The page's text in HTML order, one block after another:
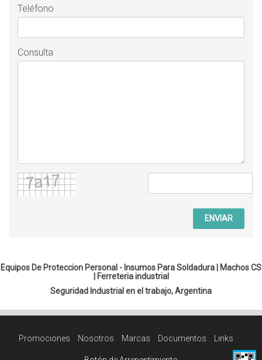
Teléfono
Consulta
ENVIAR
Equipos De Proteccion Personal - Insumos Para Soldadura |
Machos CS
Ferreteria industrial
Seguridad Industrial en el trabajo, Argentina
Promociones Nosotros Marcas Documentos Links